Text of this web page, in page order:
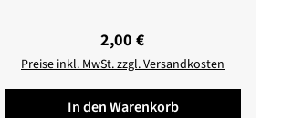
Regulärer Preis:
2,00 €
Preise inkl. MwSt. zzgl. Versandkosten
In den Warenkorb